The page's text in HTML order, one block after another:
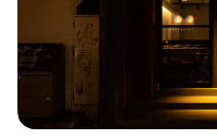
・週1～OK
・１日3～5時間程度
ダブルワーク・副業OK 長期勤務歓迎
週4日以上OK